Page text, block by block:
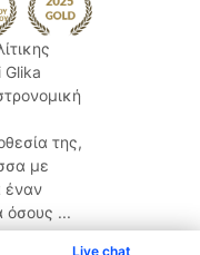
Live chat
Glika
της,
με
έναν
όσους ...